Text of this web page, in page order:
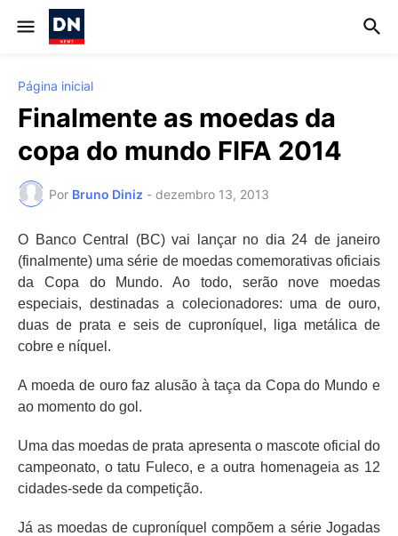
Página inicial
Finalmente as moedas da
copa do mundo FIFA 2014
Por Bruno Diniz - dezembro 13, 2013
O Banco Central (BC) vai lançar no dia 24 de janeiro
(finalmente) uma série de moedas comemorativas oficiais
da Copa do Mundo. Ao todo, serão nove moedas
especiais, destinadas a colecionadores: uma de ouro,
duas de prata e seis de cuproníquel, liga metálica de
cobre e níquel.
A moeda de ouro faz alusão à taça da Copa do Mundo e
ao momento do gol.
Uma das moedas de prata apresenta o mascote oficial do
campeonato, o tatu Fuleco, e a outra homenageia as 12
cidades-sede da competição.
Já as moedas de cuproníquel compõem a série Jogadas